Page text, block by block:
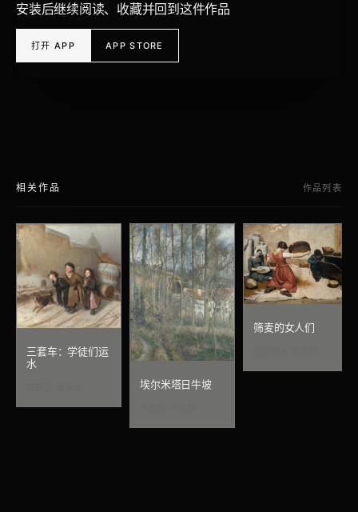
安装后继续阅读、收藏并回到这件作品
打开 APP APP STORE
相关作品 作品列表
三套车：学徒们运
水
埃尔米塔日牛坡
筛麦的女人们